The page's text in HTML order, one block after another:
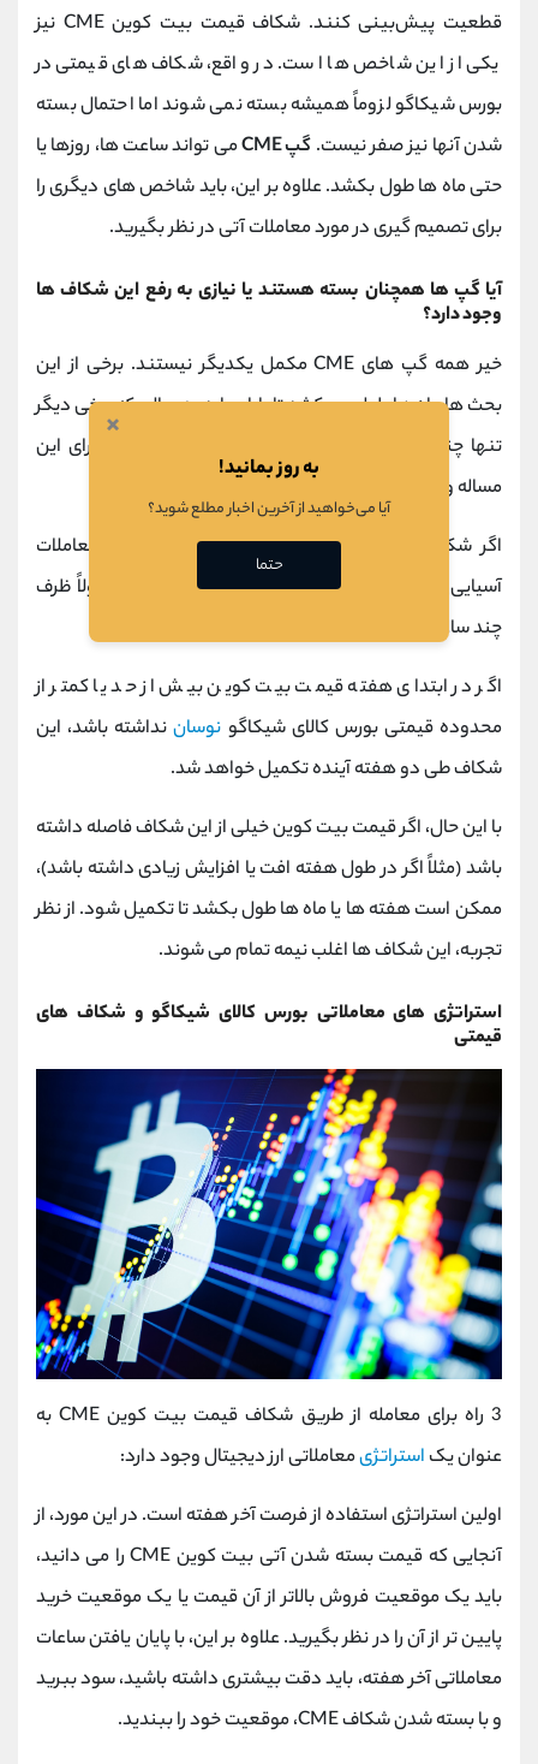
قطعیت پیش‌بینی کنند. شکاف قیمت بیت کوین CME نیز
یکی از این شاخص ها است. در واقع، شکاف های قیمتی در
بورس شیکاگو لزوماً همیشه بسته نمی شوند اما احتمال بسته
شدن آنها نیز صفر نیست. گپ CME
می تواند ساعت ها، روزها یا
حتی ماه ها طول بکشد. علاوه بر این، باید شاخص های دیگری را
برای تصمیم گیری در مورد معاملات آتی در نظر بگیرید.
آیا گپ ها همچنان بسته هستند یا نیازی به رفع این شکاف ها
وجود دارد؟
خیر همه گپ های CME مکمل یکدیگر نیستند. برخی از این
بحث ها ماه ها طول می کشد تا پایان یابد، در حالی که برخی دیگر
تنها چند ساعت یا چند روز طول می کشد. 3 سناریو برای این
مساله وجود دارد:
اگر شکاف کوچک و قیمت بیت کوین در افتتاحیه معاملات
آسیایی در عصر یکشنبه بسیار نزدیک به آن باشد، معمولاً ظرف
چند ساعت تکمیل می شود.
اگر در ابتدای هفته قیمت بیت کوین بیش از حد یا کمتر از
محدوده قیمتی بورس کالای شیکاگو نوساننداشته باشد، این
شکاف طی دو هفته آینده تکمیل خواهد شد.
با این حال، اگر قیمت بیت کوین خیلی از این شکاف فاصله داشته
باشد (مثلاً اگر در طول هفته افت یا افزایش زیادی داشته باشد)،
ممکن است هفته ها یا ماه ها طول بکشد تا تکمیل شود. از نظر
تجربه، این شکاف ها اغلب نیمه تمام می شوند.
استراتژی های معاملاتی بورس کالای شیکاگو و شکاف های
قیمتی
3 راه برای معامله از طریق شکاف قیمت بیت کوین CME به
عنوان یک استراتژیمعاملاتی ارز دیجیتال وجود دارد:
اولین استراتژی استفاده از فرصت آخر هفته است. در این مورد، از
آنجایی که قیمت بسته شدن آتی بیت کوین CME را می دانید،
باید یک موقعیت فروش بالاتر از آن قیمت یا یک موقعیت خرید
پایین تر از آن را در نظر بگیرید. علاوه بر این، با پایان یافتن ساعات
معاملاتی آخر هفته، باید دقت بیشتری داشته باشید، سود ببرید
و با بسته شدن شکاف CME، موقعیت خود را ببندید.
×
به روز بمانید!
آیا می‌خواهید از آخرین اخبار مطلع شوید؟
حتما